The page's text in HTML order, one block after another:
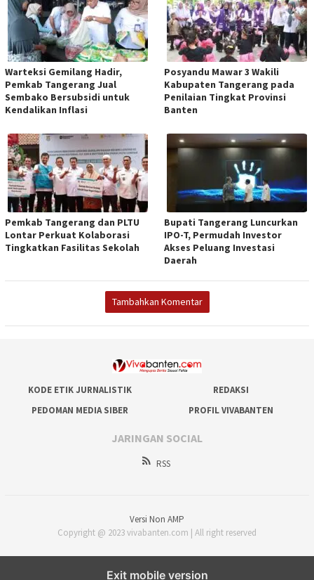
Warteksi Gemilang Hadir,
Pemkab Tangerang Jual
Sembako Bersubsidi untuk
Kendalikan Inflasi
Posyandu Mawar 3 Wakili
Kabupaten Tangerang pada
Penilaian Tingkat Provinsi
Banten
Pemkab Tangerang dan PLTU
Lontar Perkuat Kolaborasi
Tingkatkan Fasilitas Sekolah
Bupati Tangerang Luncurkan
IPO-T, Permudah Investor
Akses Peluang Investasi
Daerah
Tambahkan Komentar
KODE ETIK JURNALISTIK
REDAKSI
PEDOMAN MEDIA SIBER
PROFIL VIVABANTEN
JARINGAN SOCIAL
RSS
Versi Non AMP
Copyright @ 2023 vivabanten.com | All right reserved
Exit mobile version